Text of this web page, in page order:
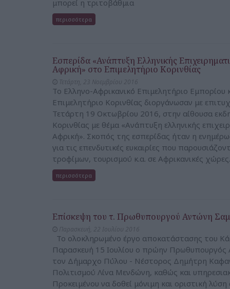
μπορεί η τριτοβάθμια
περισσότερα
Εσπερίδα «Ανάπτυξη Ελληνικής
Αφρική» στο Επιμελητήριο Κορινθίας
Το Ελληνο-Αφρικανικό Επιμελητήριο Εμπορίου
Επιμελητήριο Κορινθίας διοργάνωσαν με
Τετάρτη 19 Οκτωβρίου 2016, στην αίθουσα
Κορινθίας με θέμα «Ανάπτυξη ελληνικής
Αφρική». Σκοπός της εσπερίδας ήταν η
για τις επενδυτικές ευκαιρίες που
τροφίμων, τουρισμού κ.α. σε Αφρικανικές χώρες.
περισσότερα
Επίσκεψη του τ. Πρωθυπουργού Αντώνη
Το ολοκληρωμένο έργο αποκατάστασης του
Παρασκευή 15 Ιουλίου ο πρώην
τον Δήμαρχο Πύλου - Νέστορος Δημήτρη
Πολιτισμού Λίνα Μενδώνη, καθώς και
Προκειμένου να δοθεί μόνιμη και οριστική